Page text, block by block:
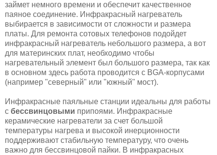
займет немного времени и обеспечит качественное
паяное соединение. Инфракрасный нагреватель
выбирается в зависимости от сложности и размера
платы. Для ремонта сотовых телефонов подойдет
инфракрасный нагреватель небольшого размера, а вот
для материнских плат, необходимо чтобы
нагревательный элемент был большого размера, так как
в основном здесь работа проводится с BGA-корпусами
(например "северный" или "южный" мост).
Инфракрасные паяльные станции идеальны для работы
с бессвинцовыми припоями. Инфракрасные
керамические нагреватели за счет большой
температуры нагрева и высокой инерционности
поддерживают стабильную температуру, что очень
важно для бессвинцовой пайки. В инфракрасных